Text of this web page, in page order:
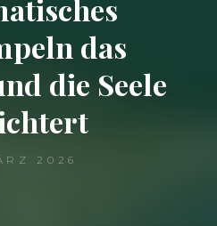
das
die Seele
2026